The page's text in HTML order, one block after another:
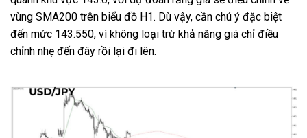
vùng SMA200 trên biểu đồ H1. Dù vậy, cần chú ý đặc biệt
đến mức 143.550, vì không loại trừ khả năng giá chỉ điều
chỉnh nhẹ đến đây rồi lại đi lên.